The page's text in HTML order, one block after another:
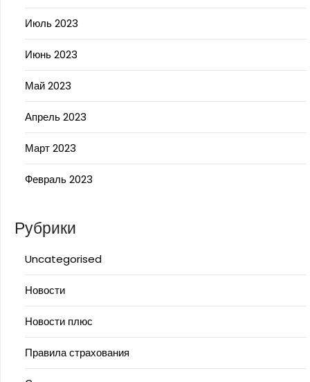
Июль 2023
Июнь 2023
Май 2023
Апрель 2023
Март 2023
Февраль 2023
Рубрики
Uncategorised
Новости
Новости плюс
Правила страхования